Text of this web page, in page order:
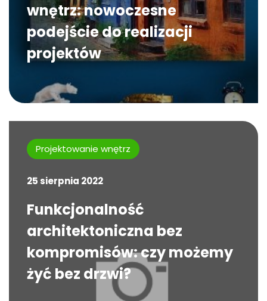
wnętrz: nowoczesne
podejście do realizacji
projektów
Projektowanie wnętrz
25 sierpnia 2022
Funkcjonalność
architektoniczna bez
kompromisów: czy możemy
żyć bez drzwi?